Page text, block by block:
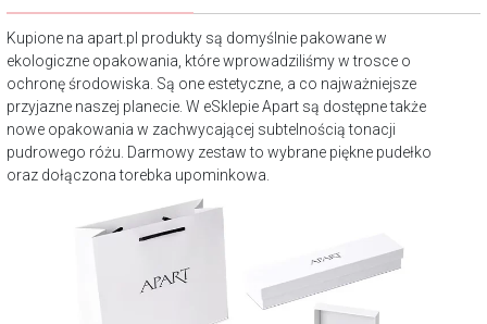
Kupione na apart.pl produkty są domyślnie pakowane w
ekologiczne opakowania, które wprowadziliśmy w trosce o
ochronę środowiska. Są one estetyczne, a co najważniejsze
przyjazne naszej planecie. W eSklepie Apart są dostępne także
nowe opakowania w zachwycającej subtelnością tonacji
pudrowego różu. Darmowy zestaw to wybrane piękne pudełko
oraz dołączona torebka upominkowa.